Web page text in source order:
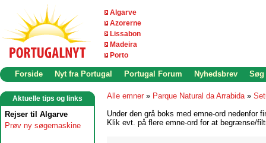
Algarve
Azorerne
Lissabon
Madeira
Porto
Forside Nyt fra Portugal Portugal Forum Nyhedsbrev Søg
Aktuelle tips og links
Rejser til Algarve
Prøv ny søgemaskine
Alle emner » Parque Natural da Arrabida»
Under den grå boks med emne-ord nedenfor
Klik evt. på flere emne-ord for at begrænse/